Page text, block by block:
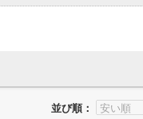
並び順：